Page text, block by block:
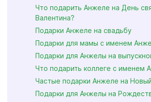
Что подарить Анжеле на День
Валентина?
Подарки Анжеле на свадьбу
Подарки для мамы с именем
Подарки для Анжелы на
Что подарить коллеге с именем
Частые подарки Анжеле на
Подарки для Анжелы на